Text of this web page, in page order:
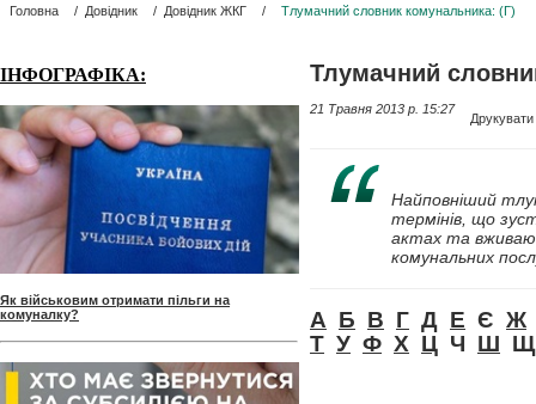
Головна / Довідник / Довідник ЖКГ / Тлумачний словник комунальника: (Г)
ІНФОГРАФІКА:
Як військовим отримати пільги на
комуналку?
Тлумачний
21 Травня 2013 p. 15:27
Друкувати
Найповніший
термінів, що
актах та
комунальних
А Б В Г Д Е Є Ж
Т У Ф Х Ц Ч Ш